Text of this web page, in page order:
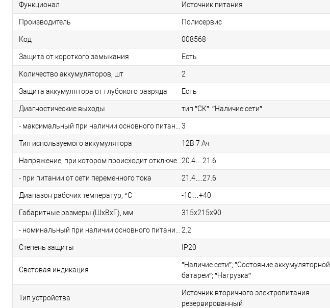
Функционал Источник питания
Производитель Полисервис
Код 008568
Защита от короткого замыкания Есть
Количество аккумуляторов, шт 2
Защита аккумулятора от глубокого разряда Есть
Диагностические выходы тип ″СК″: ″Наличие сети″
3
Тип используемого аккумулятора 12В 7 Ач
20.4…21.6
- при питании от сети переменного тока 21.4…27.6
Диапазон рабочих температур, °С -10…+40
Габаритные размеры (ШхВхГ), мм 315х215х90
2.2
Степень защиты IP20
Световая индикация
″Наличие сети″; ″Состояние аккумуляторной
батареи″; ″Нагрузка″
Тип устройства
Источник вторичного электропитания
резервированный